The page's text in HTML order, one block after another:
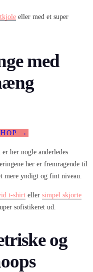
eller med et super
med
→
her nogle anderledes
her er fremragende til
mere yndigt og fint niveau.
t-shirt eller simpel skjorte
sofistikeret ud.
og